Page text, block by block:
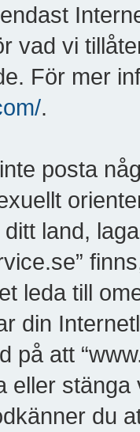
vad vi
För mer
.
posta
land,
leda till
din
på att
eller
du